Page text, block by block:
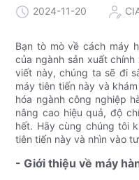
2024-11-20
Bạn tò mò về cách máy
của ngành sản xuất
viết này, chúng ta sẽ đi
máy tiên tiến này và
hóa ngành công nghiệp
nâng cao hiệu quả, độ
hết. Hãy cùng chúng tôi
tiên tiến này và nhìn vào
- Giới thiệu về máy